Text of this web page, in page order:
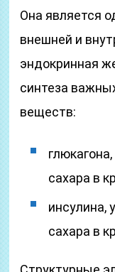
Она является
внешней и
эндокринная
синтеза
веществ:
сахара в
инсулина,
сахара в